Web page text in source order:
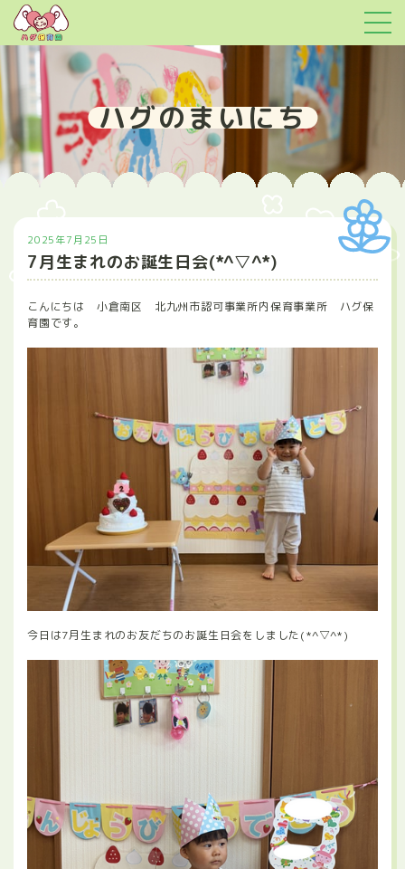
ハグのまいにち
2025年7月25日
7月生まれのお誕生日会(*^▽^*)
こんにちは 小倉南区 北九州市認可事業所内保育事業所 ハグ保
育園です。
今日は7月生まれのお友だちのお誕生日会をしました(*^▽^*)